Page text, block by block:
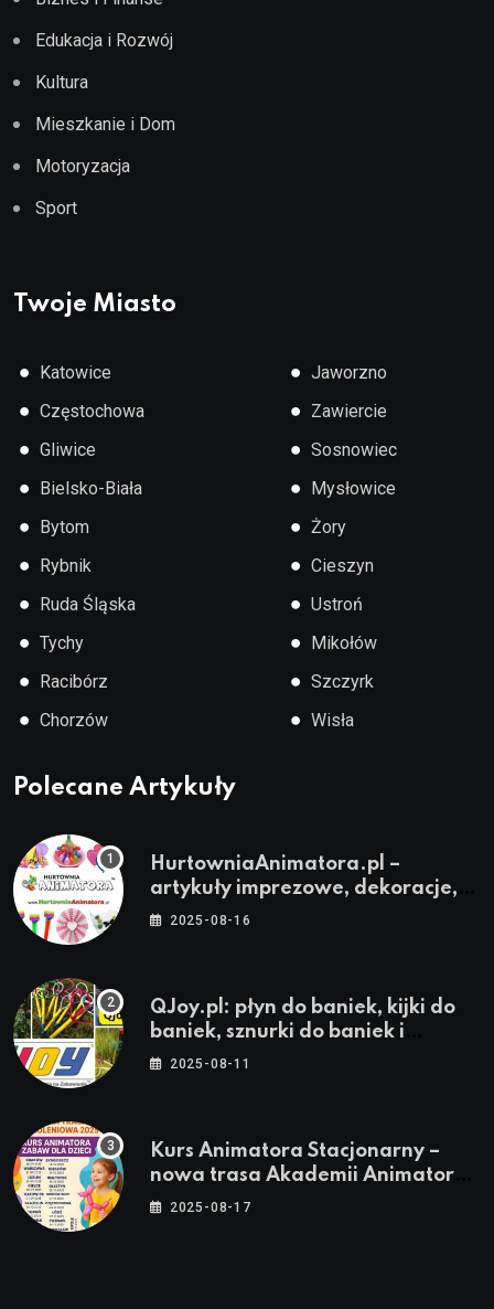
Edukacja i Rozwój
Kultura
Mieszkanie i Dom
Motoryzacja
Sport
Twoje Miasto
● Katowice
● Częstochowa
● Gliwice
● Bielsko-Biała
● Bytom
● Rybnik
● Ruda Śląska
● Tychy
● Racibórz
● Chorzów
● Jaworzno
● Zawiercie
● Sosnowiec
● Mysłowice
● Żory
● Cieszyn
● Ustroń
● Mikołów
● Szczyrk
● Wisła
Polecane Artykuły
HurtowniaAnimatora.pl –
artykuły imprezowe, dekoracje,
stroje i akcesoria dla animatorów
2025-08-16
QJoy.pl: płyn do baniek, kijki do
baniek, sznurki do baniek i
zestawy do baniek
2025-08-11
Kurs Animatora Stacjonarny –
nowa trasa Akademii Animatora
– jesień 2025
2025-08-17